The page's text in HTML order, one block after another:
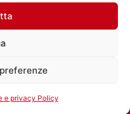
e privacy Policy
31/A, Roma